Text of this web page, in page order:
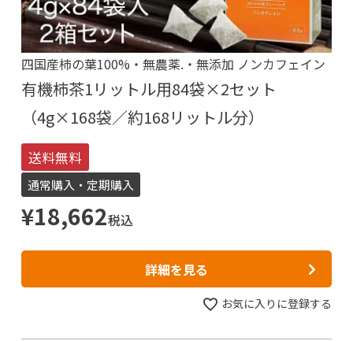
四国産柿の葉100%・無農薬.・無添加 ノンカフェイン
有機柿茶1リットル用84袋×2セット
（4g×168袋／約168リットル分）
送料無料
通常購入・定期購入
¥18,662税込
詳細を見る
お気に入りに登録する